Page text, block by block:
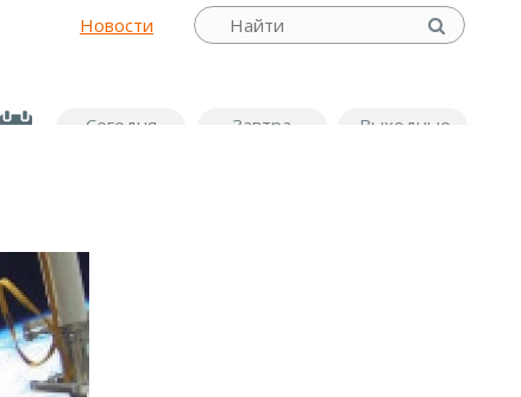
Новости
Сегодня
Завтра Выходные